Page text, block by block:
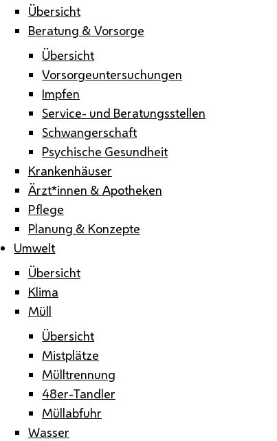
Übersicht
Beratung & Vorsorge
Übersicht
Vorsorgeuntersuchungen
Impfen
Service- und Beratungsstellen
Schwangerschaft
Psychische Gesundheit
Krankenhäuser
Ärzt*innen & Apotheken
Pflege
Planung & Konzepte
Umwelt
Übersicht
Klima
Müll
Übersicht
Mistplätze
Mülltrennung
48er-Tandler
Müllabfuhr
Wasser